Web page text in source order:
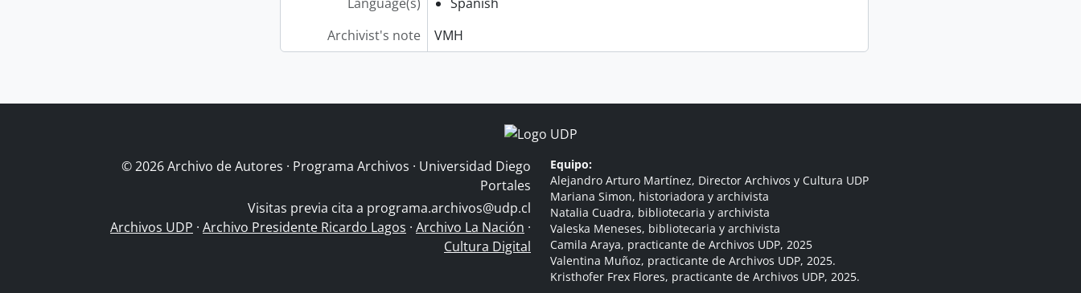
Archivist's note
VMH
© 2026 Archivo de Autores · Programa Archivos · Universidad Diego
Portales
Visitas previa cita a programa.archivos@udp.cl
Archivos UDP · Archivo Presidente Ricardo Lagos · Archivo La Nación ·
Cultura Digital
Equipo:
Alejandro Arturo Martínez, Director Archivos y Cultura UDP
Mariana Simon, historiadora y archivista
Natalia Cuadra, bibliotecaria y archivista
Valeska Meneses, bibliotecaria y archivista
Camila Araya, practicante de Archivos UDP, 2025
Valentina Muñoz, practicante de Archivos UDP, 2025.
Kristhofer Frex Flores, practicante de Archivos UDP, 2025.